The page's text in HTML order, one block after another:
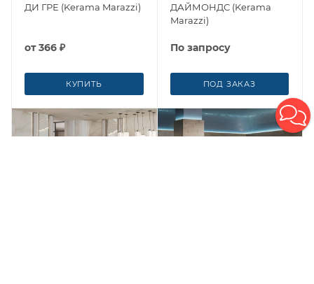
ДИ ГРЕ (Kerama Marazzi)
от366 ₽
КУПИТЬ
ДАЙМОНДС (Kerama
Marazzi)
По запросу
ПОД ЗАКАЗ